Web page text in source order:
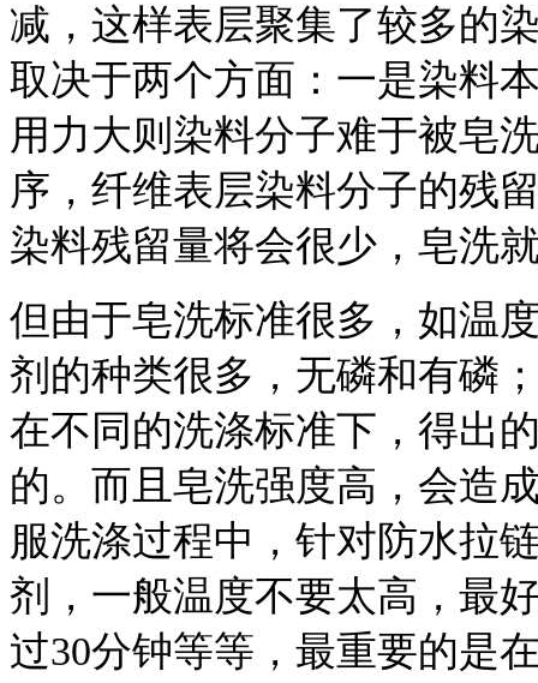
减，这样表层聚集了较多的
取决于两个方面：一是染料
用力大则染料分子难于被皂
序，纤维表层染料分子的残
染料残留量将会很少，皂洗
但由于皂洗标准很多，如温
剂的种类很多，无磷和有磷
在不同的洗涤标准下，得出
的。而且皂洗强度高，会造
服洗涤过程中，针对防水拉
剂，一般温度不要太高，最
过30分钟等等，最重要的是